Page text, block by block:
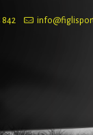
842